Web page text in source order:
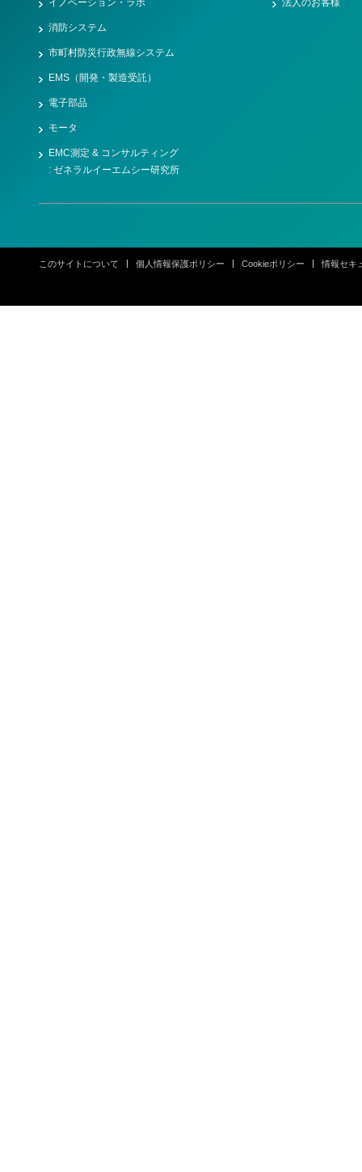
イノベーション・ラボ
消防システム
市町村防災行政無線システム
EMS（開発・製造受託）
電子部品
モータ
EMC測定 & コンサルティング
: ゼネラルイーエムシー研究所
法人のお客様
このサイトについて 個人情報保護ポリシー Cookieポリシー 情報セキ